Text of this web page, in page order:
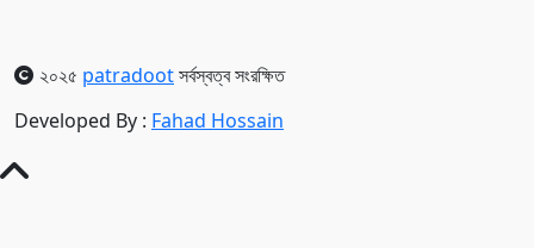
২০২৫ patradootসর্বস্বত্ব সংরক্ষিত
Developed By : Fahad Hossain